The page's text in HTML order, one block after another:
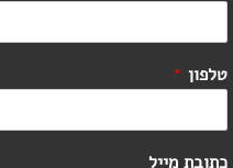
טלפון *
כתובת מייל